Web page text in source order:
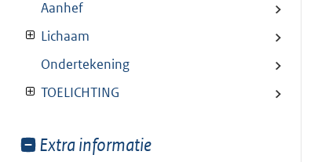
Aanhef
Lichaam
Ondertekening
TOELICHTING
Toon
Extra informatie